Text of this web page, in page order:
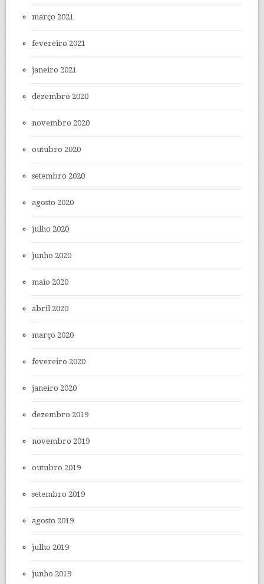
março 2021
fevereiro 2021
janeiro 2021
dezembro 2020
novembro 2020
outubro 2020
setembro 2020
agosto 2020
julho 2020
junho 2020
maio 2020
abril 2020
março 2020
fevereiro 2020
janeiro 2020
dezembro 2019
novembro 2019
outubro 2019
setembro 2019
agosto 2019
julho 2019
junho 2019